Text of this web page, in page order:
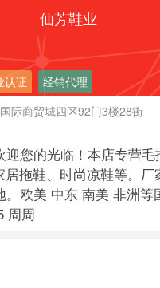
仙芳鞋业
认证
经销代理
际商贸城四区92门3楼28街
您的光临！本店专营毛
居拖鞋、时尚凉鞋等。厂
。欧美 中东 南美 非洲等
周周